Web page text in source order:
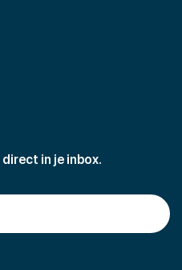
in je inbox.